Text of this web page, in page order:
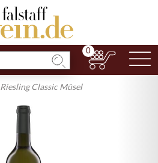
0
Riesling Classic Müsel